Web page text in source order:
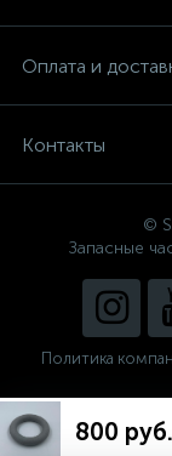
800 руб.
Оплата и
Контакты
©
Запасные
Политика